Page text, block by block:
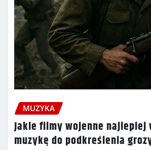
MUZYKA
Jakie filmy wojenne
muzykę do podkreślenia